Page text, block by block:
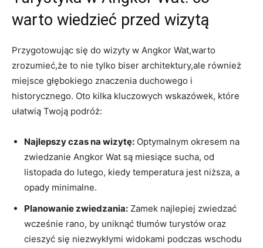
warto wiedzieć przed wizytą
Przygotowując się do wizyty w Angkor Wat,warto
zrozumieć,że to nie tylko biser architektury,ale również
miejsce głębokiego znaczenia duchowego i
historycznego. Oto kilka kluczowych wskazówek, które
ułatwią Twoją podróż:
Najlepszy czas na wizytę: Optymalnym okresem na
zwiedzanie Angkor Wat są miesiące sucha, od
listopada do lutego, kiedy temperatura jest niższa, a
opady minimalne.
Planowanie zwiedzania: Zamek najlepiej zwiedzać
wcześnie rano, by uniknąć tłumów turystów oraz
cieszyć się niezwykłymi widokami podczas wschodu